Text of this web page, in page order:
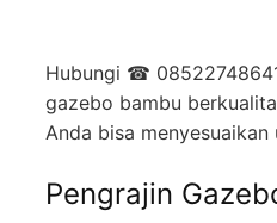
Hubungi ☎
gazebo bambu
Anda bisa
Pengrajin